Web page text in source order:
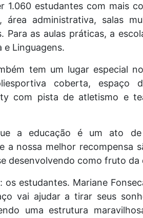
1.060 estudantes com mais
área administrativa, salas
Para as aulas práticas, a
e Linguagens.
tem um lugar especial
coberta, espaço
com pista de atletismo e
a educação é um ato de
a nossa melhor recompensa
desenvolvendo como fruto da
estudantes. Mariane
vai ajudar a tirar seus
uma estrutura